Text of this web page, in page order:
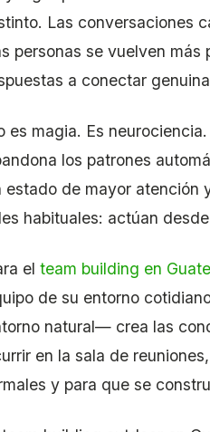
Las conversaciones
personas se vuelven
a conectar
es magia. Es
los patrones
estado de mayor atención
habituales: actúan
el team building en
de su entorno
natural— crea las
en la sala de
y para que se